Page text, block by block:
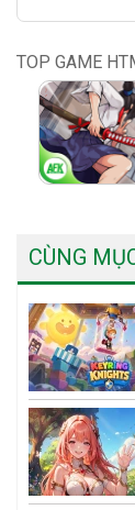
TOP GAME
CÙNG